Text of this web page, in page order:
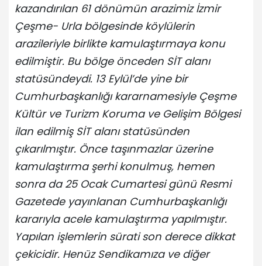
kazandırılan 61 dönümün arazimiz İzmir
Çeşme- Urla bölgesinde köylülerin
arazileriyle birlikte kamulaştırmaya konu
edilmiştir. Bu bölge önceden SİT alanı
statüsündeydi. 13 Eylül’de yine bir
Cumhurbaşkanlığı kararnamesiyle Çeşme
Kültür ve Turizm Koruma ve Gelişim Bölgesi
ilan edilmiş SİT alanı statüsünden
çıkarılmıştır. Önce taşınmazlar üzerine
kamulaştırma şerhi konulmuş, hemen
sonra da 25 Ocak Cumartesi günü Resmi
Gazetede yayınlanan Cumhurbaşkanlığı
kararıyla acele kamulaştırma yapılmıştır.
Yapılan işlemlerin sürati son derece dikkat
çekicidir. Henüz Sendikamıza ve diğer